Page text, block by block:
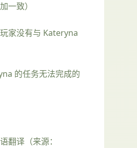
一致）
家没有与 Kateryna
的任务无法完成的
翻译（来源：